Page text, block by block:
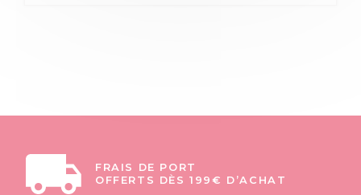
FRAIS DE PORT
OFFERTS DÈS 199€ D’ACHAT